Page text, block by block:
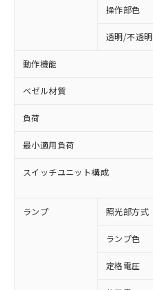
操作部色
透明/不透明
動作機能
ベゼル材質
負荷
最小適用負荷
スイッチユニット構成
ランプ 照光部方式
ランプ色
定格電圧